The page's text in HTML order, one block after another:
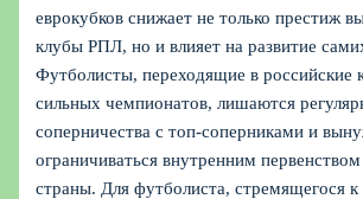
еврокубков снижает не только престиж
клубы РПЛ, но и влияет на развитие
Футболисты, переходящие в российские
сильных чемпионатов, лишаются
соперничества с топ-соперниками и
ограничиваться внутренним
страны. Для футболиста, стремящегося